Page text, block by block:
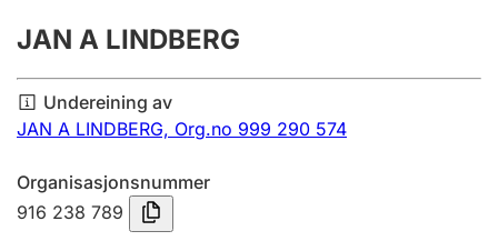
Årsrekneskap
Innsending og forseinkingsgebyr
Tinglysing
JAN A LINDBERG
Undereining av
JAN A LINDBERG, Org.no 999 290 574
Organisasjonsnummer
916 238 789